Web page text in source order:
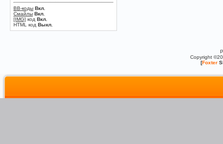
BB-коды Вкл.
Смайлы Вкл.
[IMG] код Вкл.
HTML код Выкл.
Copyright
[Foxter